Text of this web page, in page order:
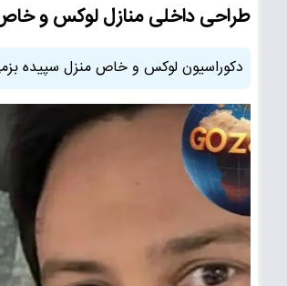
طراحی داخلی منازل لوکس و
دکوراسیون لوکس و خاص منزل سپیده